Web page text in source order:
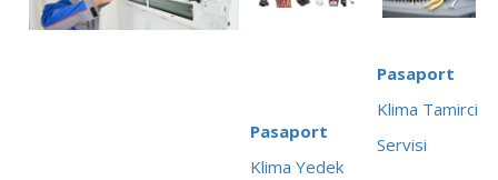
Pasaport
Klima Yedek
Pasaport
Klima Tamirci
Servisi